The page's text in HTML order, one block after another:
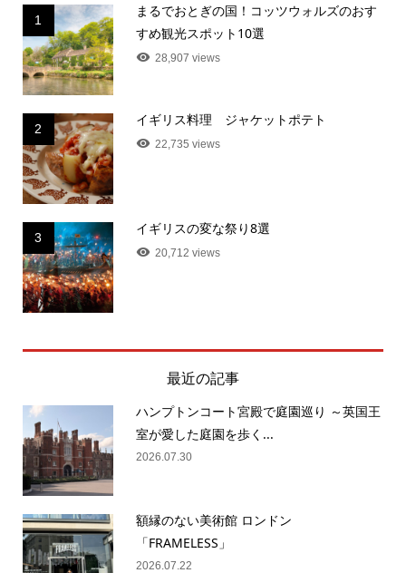
1
まるでおとぎの国！コッツウォルズのおす
すめ観光スポット10選
28,907 views
2
イギリス料理 ジャケットポテト
22,735 views
3
イギリスの変な祭り8選
20,712 views
最近の記事
ハンプトンコート宮殿で庭園巡り ～英国王
室が愛した庭園を歩く...
2026.07.30
額縁のない美術館 ロンドン
「FRAMELESS」
2026.07.22